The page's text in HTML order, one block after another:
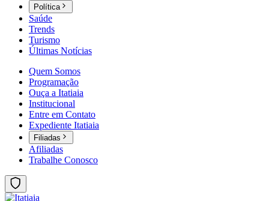
Política
Saúde
Trends
Turismo
Últimas Notícias
Quem Somos
Programação
Ouça a Itatiaia
Institucional
Entre em Contato
Expediente Itatiaia
Filiadas
Afiliadas
Trabalhe Conosco